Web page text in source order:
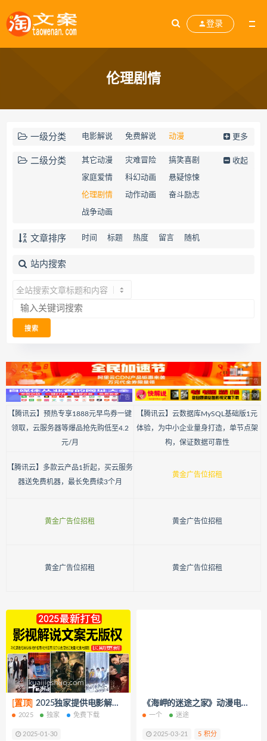
登录
伦理剧情
一级分类 电影解说 免费解说 动漫 更多
二级分类 其它动漫 灾难冒险 搞笑喜剧
家庭爱情 科幻动画 悬疑惊悚
伦理剧情 动作动画 奋斗励志
战争动画
收起
文章排序 时间 标题 热度 留言 随机
站内搜索
【腾讯云】预热专享1888元早鸟券一键
领取，云服务器等爆品抢先购低至4.2
元/月
【腾讯云】云数据库MySQL基础版1元
体验，为中小企业量身打造，单节点架
构，保证数据可靠性
【腾讯云】多款云产品1折起，买云服务
器送免费机器，最长免费续3个月
黄金广告位招租
黄金广告位招租 黄金广告位招租
黄金广告位招租 黄金广告位招租
[置顶] 2025独家提供电影解说文案【8000+篇】打包下载（新年免费下载）
2025 独家 免费下载
2025-01-30
《海岬的迷途之家》动漫电影解说文案
一个 迷途
2025-03-21 5 积分